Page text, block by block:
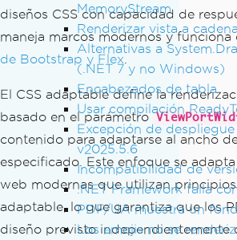
MemoryStream
Renderizar vista a cadena
Alternativas a
(.NET 7 y no Windows)
Encabezados de tabla
Usar compilación
Excepción de
v2025.5.6
Incompatibilidad de
.NET Framework falla
PDF/UA muestra un
Los emojis no se
diseños CSS con capacidad de
maneja marcos modernos y funciona
de Bootstrap y Flex.
El CSS adaptable define la
basado en el parámetro
contenido para adaptarse al ancho
especificado. Este enfoque se
web modernas que utilizan
adaptable, lo que garantiza que los
diseño previsto independientemente